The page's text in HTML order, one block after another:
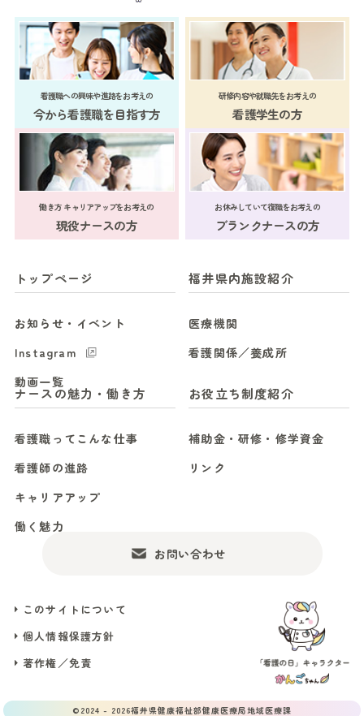
お問い合わせ
このサイトについて
個人情報保護方針
著作権／免責
看護職への興味や進路をお考えの
今から看護職を目指す方
研修内容や就職先をお考えの
看護学生の方
働き方 キャリアアップをお考えの
現役ナースの方
お休みしていて復職をお考えの
ブランクナースの方
トップページ
お知らせ・イベント
Instagram
動画一覧
福井県内施設紹介
医療機関
看護関係／養成所
ナースの魅力・働き方
看護職ってこんな仕事
看護師の進路
キャリアアップ
働く魅力
お役立ち制度紹介
補助金・研修・修学資金
リンク
©2024 - 2026福井県健康福祉部健康医療局地域医療課